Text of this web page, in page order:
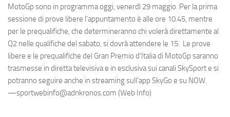
MotoGp sono in programma oggi, venerdì 29 maggio. Per la prima
sessione di prove libere l'appuntamento è alle ore 10.45, mentre
per le prequalifiche, che determineranno chi volerà direttamente al
Q2 nelle qualifiche del sabato, si dovrà attendere le 15. Le prove
libere e le prequalifiche del Gran Premio d'Italia di MotoGp saranno
trasmesse in diretta televisiva e in esclusiva sui canali SkySport e si
potranno seguire anche in streaming sull'app SkyGo e su NOW.
—sportwebinfo@adnkronos.com (Web Info)